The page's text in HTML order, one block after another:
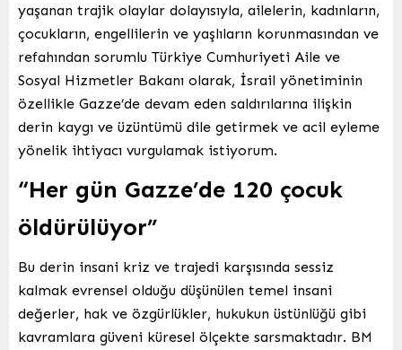
yaşanan trajik olaylar dolayısıyla, ailelerin, kadınların,
çocukların, engellilerin ve yaşlıların korunmasından ve
refahından sorumlu Türkiye Cumhuriyeti Aile ve
Sosyal Hizmetler Bakanı olarak, İsrail yönetiminin
özellikle Gazze’de devam eden saldırılarına ilişkin
derin kaygı ve üzüntümü dile getirmek ve acil eyleme
yönelik ihtiyacı vurgulamak istiyorum.
“Her gün Gazze’de 120 çocuk
öldürülüyor”
Bu derin insani kriz ve trajedi karşısında sessiz
kalmak evrensel olduğu düşünülen temel insani
değerler, hak ve özgürlükler, hukukun üstünlüğü gibi
kavramlara güveni küresel ölçekte sarsmaktadır. BM